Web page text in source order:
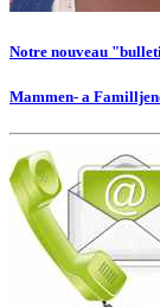
Notre nouveau
Mammen- a